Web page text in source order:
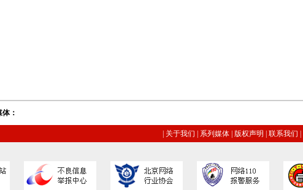
：
关于我们 系列媒体 版权声明 联系我们